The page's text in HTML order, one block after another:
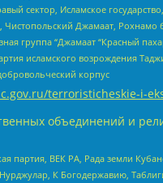
сектор, Исламское
Чистопольский Джамаат,
группа “Джамаат “Красный
исламского возрождения
корпус
terroristicheskie-i-
объединений и
партия, ВЕК РА, Рада земли
К Богодержавию,